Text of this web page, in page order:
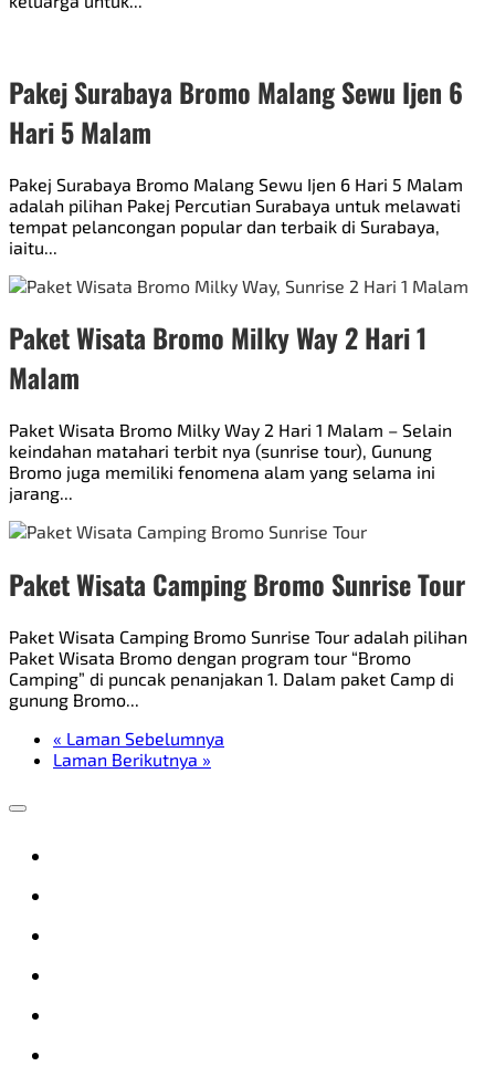
Pakej Surabaya Bromo Malang Sewu Ijen 6
Hari 5 Malam
Pakej Surabaya Bromo Malang Sewu Ijen 6 Hari 5 Malam
adalah pilihan Pakej Percutian Surabaya untuk melawati
tempat pelancongan popular dan terbaik di Surabaya,
iaitu...
Paket Wisata Bromo Milky Way 2 Hari 1
Malam
Paket Wisata Bromo Milky Way 2 Hari 1 Malam – Selain
keindahan matahari terbit nya (sunrise tour), Gunung
Bromo juga memiliki fenomena alam yang selama ini
jarang...
Paket Wisata Camping Bromo Sunrise Tour
Paket Wisata Camping Bromo Sunrise Tour adalah pilihan
Paket Wisata Bromo dengan program tour “Bromo
Camping” di puncak penanjakan 1. Dalam paket Camp di
gunung Bromo...
« Laman Sebelumnya
Laman Berikutnya »